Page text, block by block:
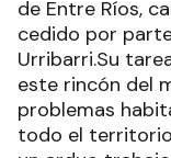
de Entre Ríos,
cedido por
Urribarri.Su
este rincón del
problemas
todo el